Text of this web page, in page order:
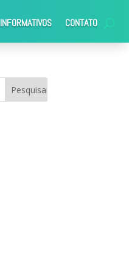
INFORMATIVOS CONTATO